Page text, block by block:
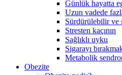
Günlük hayatta
Uzun vadede
Sürdürülebilir ve
Stresten kaçının
Sağlıklı uyku
Sigarayı
Metabolik
Obezite